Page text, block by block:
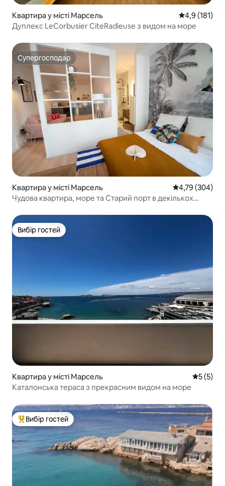
Квартира у місті Марсель Середня
4,9 (181)
Дуплекс LeCorbusier CiteRadieuse з видом на море
Супергосподар
Супергосподар
Квартира у місті Марсель Середня
4,79 (304)
Чудова квартира, море та Старий порт в декількох
Вибір гостей
Вибір гостей
Квартира у місті Марсель Середня
5 (5)
Каталонська тераса з прекрасним видом на море
Топ вибір гостей
Вибір гостей